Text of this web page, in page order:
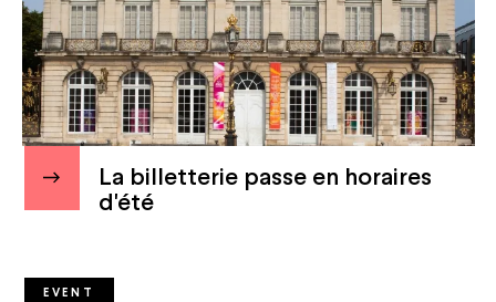
La billetterie passe en horaires
d'été
EVENT